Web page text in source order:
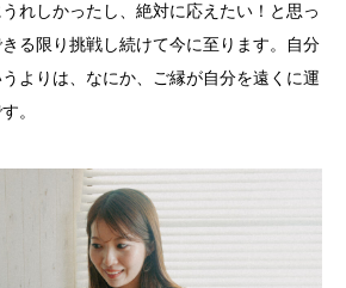
れしかったし、絶対に応えたい！と思っ
る限り挑戦し続けて今に至ります。自分
よりは、なにか、ご縁が自分を遠くに運
。